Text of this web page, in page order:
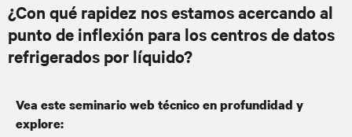
¿Con qué rapidez nos estamos acercando al
punto de inflexión para los centros de datos
refrigerados por líquido?
Vea este seminario web técnico en profundidad y
explore: